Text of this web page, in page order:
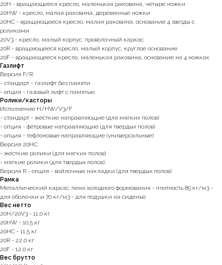
20H - вращающееся кресло, маленькая раковина, четыре ножки
20HW - кресло, малая раковина, деревянные ножки
20HC - вращающееся кресло, малая раковина, основание 4 звезды с
роликами
20V3 - кресло, малый корпус, проволочный каркас
20R - вращающееся кресло, малый корпус, круглое основание
20F - вращающееся кресло, маленькая раковина, основание на 4 ножках
Газлифт
Версия F/R:
- стандарт - газлифт без памяти
- опция - газовый лифт с памятью
Ролики/касторы
Исполнение H/HW/V3/F
- стандарт - жесткие направляющие (для мягких полов)
- опция - фетровые направляющие (для твердых полов)
- опция - тефлоновые направляющие (универсальные)
Версия 20HC:
- жесткие ролики (для мягких полов);
- мягкие ролики (для твердых полов).
Версия R - опция - войлочные накладки (для твердых полов)
Рамка
Металлический каркас; пена холодного формования - плотность 85 кг/м3 -
для оболочки и 70 кг/м3 - для подушки на сиденье.
Вес нетто
20H/20V3 - 11,0 кг
20HW - 10,5 кг
20HC - 11,5 кг
20R - 22,0 кг
20F - 12,0 кг
Вес брутто